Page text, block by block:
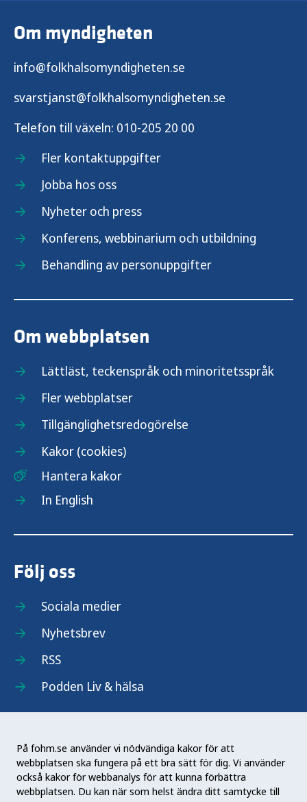
På fohm.se använder vi nödvändiga kakor för att
webbplatsen ska fungera på ett bra sätt för dig. Vi använder
också kakor för webbanalys för att kunna förbättra
webbplatsen. Du kan när som helst ändra ditt samtycke till
Om myndigheten
info@folkhalsomyndigheten.se
svarstjanst@folkhalsomyndigheten.se
Telefon till växeln: 010-205 20 00
Fler kontaktuppgifter
Jobba hos oss
Nyheter och press
Konferens, webbinarium och utbildning
Behandling av personuppgifter
Om webbplatsen
Lättläst, teckenspråk och minoritetsspråk
Fler webbplatser
Tillgänglighetsredogörelse
Kakor (cookies)
Hantera kakor
In English
Följ oss
Sociala medier
Nyhetsbrev
RSS
Podden Liv & hälsa
Folkhälsomyndigheten (Fohm) är en nationell
kunskapsmyndighet som arbetar för en bättre